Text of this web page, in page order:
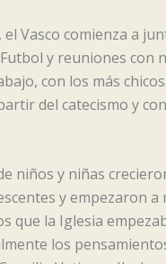
el Vasco comienza a
y reuniones con
con los más
del catecismo y
niños y niñas
y empezaron
que la Iglesia
los